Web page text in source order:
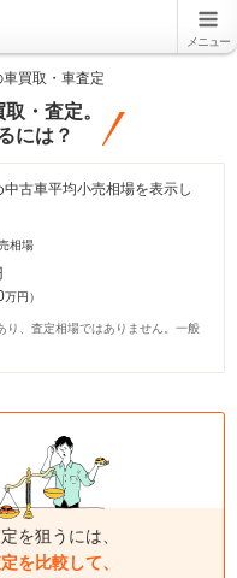
メニュー
買取・車査定
・査定。
には？
古車平均小売相場を表示し
相場
万円）
、査定相場ではありません。一般
を狙うには、
を比較して、